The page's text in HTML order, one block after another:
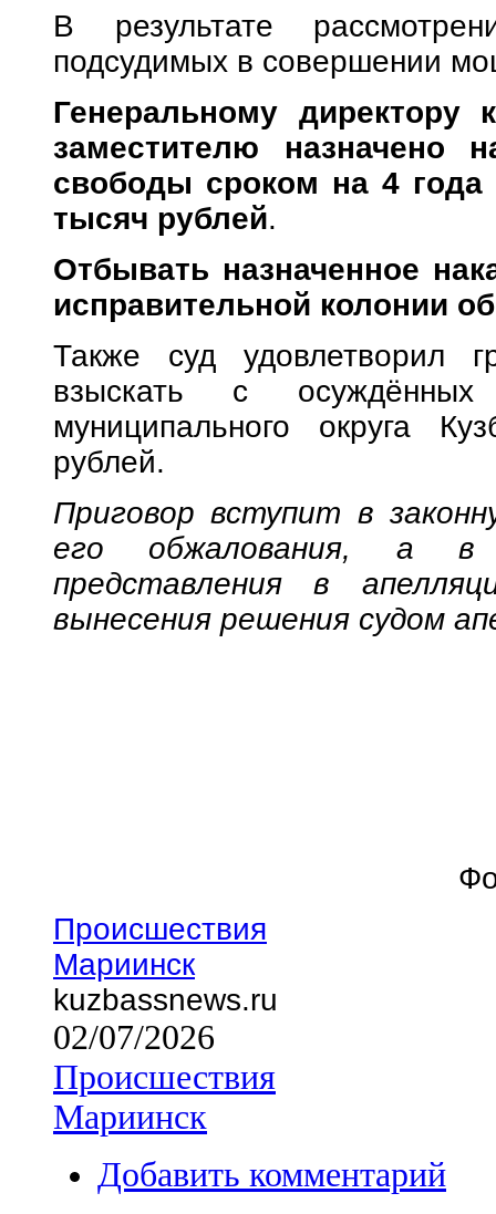
В результате
подсудимых в совершении
Генеральному директору
заместителю назначено
свободы сроком на 4
тысяч рублей.
Отбывать назначенное
исправительной колонии
Также суд удовлетворил
взыскать с
муниципального округа
рублей.
Приговор вступит в
его обжалования, а в
представления в
вынесения решения судом
Происшествия
Мариинск
kuzbassnews.ru
02/07/2026
Происшествия
Мариинск
Добавить комментарий